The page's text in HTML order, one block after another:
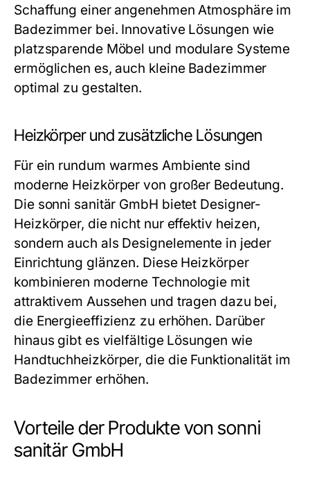
Schaffung einer angenehmen Atmosphäre im
Badezimmer bei. Innovative Lösungen wie
platzsparende Möbel und modulare Systeme
ermöglichen es, auch kleine Badezimmer
optimal zu gestalten.
Heizkörper und zusätzliche Lösungen
Für ein rundum warmes Ambiente sind
moderne Heizkörper von großer Bedeutung.
Die sonni sanitär GmbH bietet Designer-
Heizkörper, die nicht nur effektiv heizen,
sondern auch als Designelemente in jeder
Einrichtung glänzen. Diese Heizkörper
kombinieren moderne Technologie mit
attraktivem Aussehen und tragen dazu bei,
die Energieeffizienz zu erhöhen. Darüber
hinaus gibt es vielfältige Lösungen wie
Handtuchheizkörper, die die Funktionalität im
Badezimmer erhöhen.
Vorteile der Produkte von sonni
sanitär GmbH